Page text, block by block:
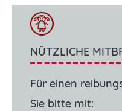
NÜTZLICHE
Für einen
Sie bitte mit: